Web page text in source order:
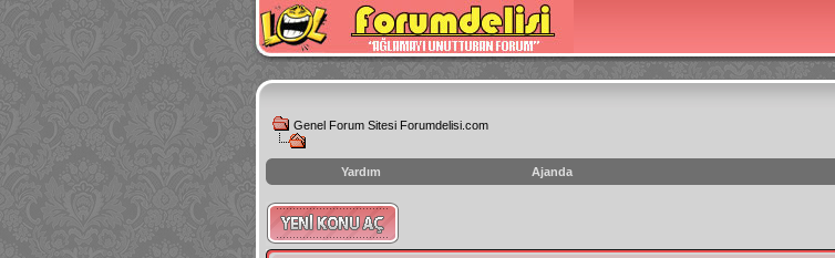
Genel Forum Sitesi Forumdelisi.com
Yardım
Ajanda
instagram
izlenme
hilesi